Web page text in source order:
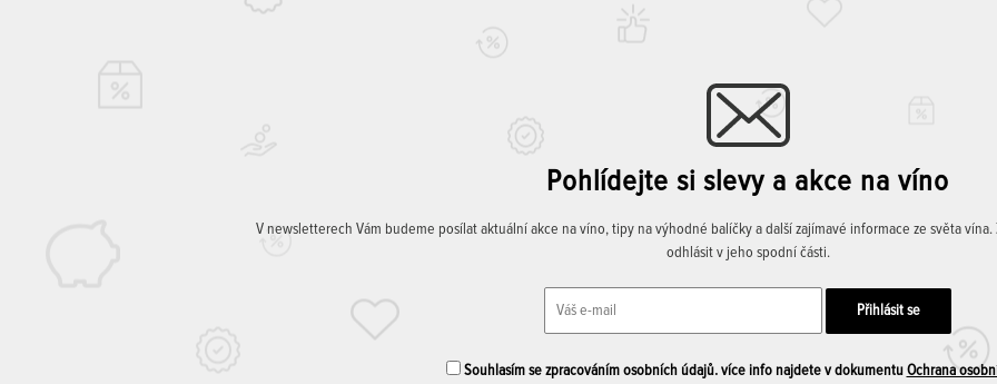
Pohlídejte si slevy a akce na víno
V newsletterech Vám budeme posílat aktuální akce na víno, tipy na výhodné balíčky a další zajímavé informace ze světa
odhlásit v jeho spodní části.
Souhlasím se zpracováním osobních údajů. více info najdete v dokumentu Ochrana